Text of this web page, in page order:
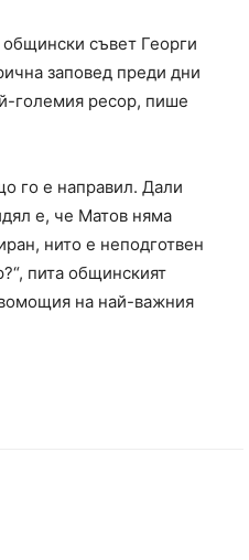
съвет Георги
заповед преди дни
големия ресор, пише
го е направил. Дали
е, че Матов няма
нито е неподготвен
пита общинският
на най-важния